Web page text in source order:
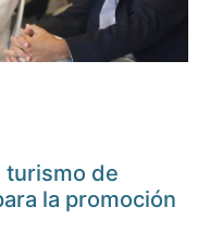
turismo de
la promoción